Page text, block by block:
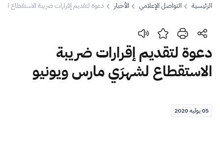
بحث
بحث بحث AI
اقتراحات
الرئيسية التواصل الإعلامي الأخبار دعوة لتقديم إقرارات ضريبة الاستقطاع
دعوة لتقديم إقرارات ضريبة
الاستقطاع لشهرَي مارس ويونيو
05 يوليه 2020